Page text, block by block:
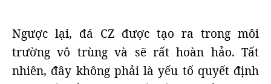
Ngược lại, đá CZ được tạo ra trong môi
trường vô trùng và sẽ rất hoàn hảo. Tất
nhiên, đây không phải là yếu tố quyết định